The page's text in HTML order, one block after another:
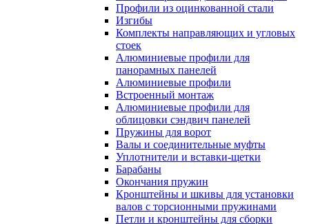
Профили из оцинкованной стали
Изгибы
Комплекты направляющих и угловых
стоек
Алюминиевые профили для
панорамных панелей
Алюминиевые профили
Встроенный монтаж
Алюминиевые профили для
облицовки сэндвич панелей
Пружины для ворот
Валы и соединительные муфты
Уплотнители и вставки-щетки
Барабаны
Окончания пружин
Кронштейны и шкивы для установки
валов с торсионными пружинами
Петли и кронштейны для сборки